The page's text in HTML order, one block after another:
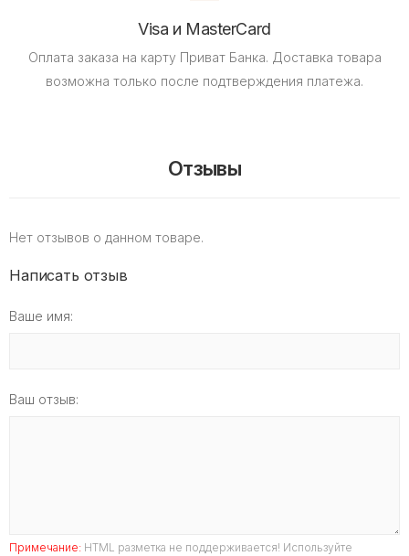
Visa и MasterCard
Оплата заказа на карту Приват Банка. Доставка товара
возможна только после подтверждения платежа.
Отзывы
Нет отзывов о данном товаре.
Написать отзыв
Ваше имя:
Ваш отзыв:
Примечание: HTML разметка не поддерживается! Используйте